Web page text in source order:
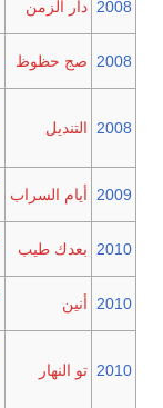
2008 دار الزمن
2008 صج حظوظ
2008 التنديل
2009 أيام السراب
2010 بعدك طيب
2010 أنين
2010 تو النهار